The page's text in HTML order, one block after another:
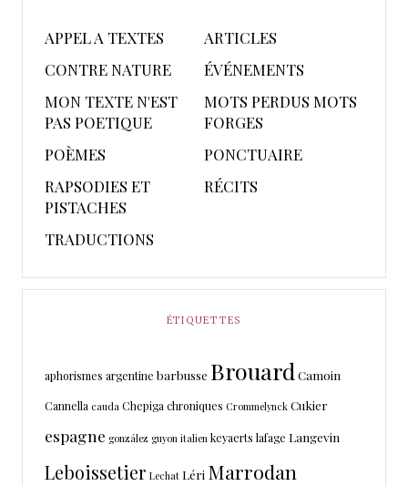
APPEL A TEXTES
ARTICLES
CONTRE NATURE
ÉVÉNEMENTS
MON TEXTE N'EST
PAS POETIQUE
MOTS PERDUS MOTS
FORGES
POÈMES
PONCTUAIRE
RAPSODIES ET
PISTACHES
RÉCITS
TRADUCTIONS
ÉTIQUETTES
aphorismes argentine barbusse Brouard Camoin
Cannella cauda Chepigachroniques Crommelynck Cukier
espagne gonzález guyon italien keyaerts lafage Langevin
Leboissetier Lechat Léri Marrodan